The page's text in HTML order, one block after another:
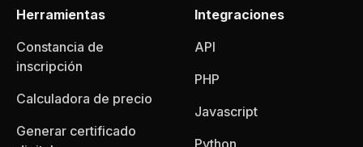
Herramientas
Constancia de
inscripción
Calculadora de precio
Generar certificado
Integraciones
API
PHP
Javascript
Python